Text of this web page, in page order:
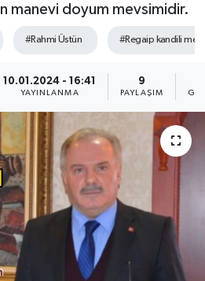
manevi doyum mevsimidir.
#Rahmi Üstün #Regaip kandili
10.01.2024 - 16:41
YAYINLANMA
9
PAYLAŞIM